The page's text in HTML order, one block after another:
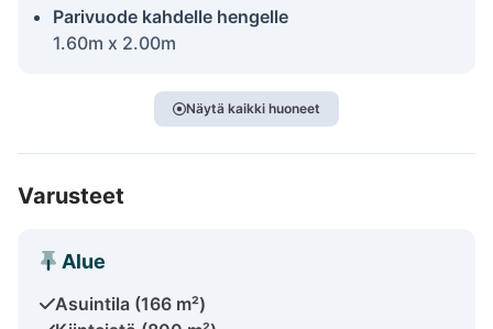
Parivuode kahdelle hengelle
1.60m x 2.00m
Näytä kaikki huoneet
Varusteet
Alue
Asuintila (166 m²)